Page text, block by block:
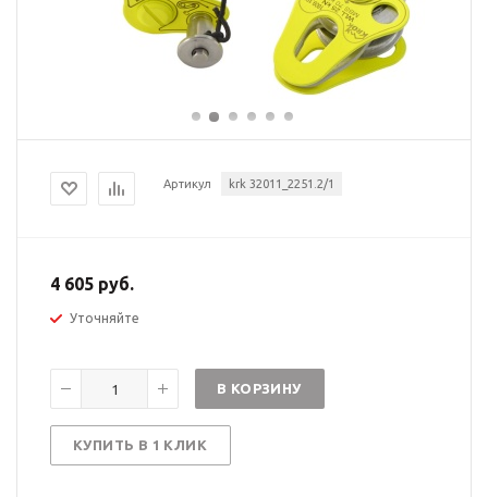
Артикул krk 32011_2251.2/1
4 605 руб.
Уточняйте
В КОРЗИНУ
КУПИТЬ В 1 КЛИК